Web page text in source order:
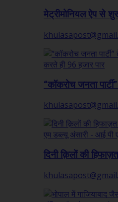
मेट्रीमोनियल ऐप से
“कॉकरोच जनता
दिनी क़िलों की